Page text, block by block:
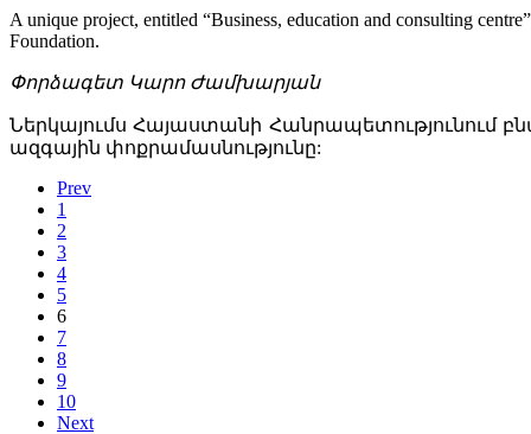
A unique project, entitled “Business, education and consulting
Foundation.
Փորձագետ Կարո Ժամխարյան
Ներկայումս Հայաստանի Հանրապետությունում
ազգային փոքրամասնությունը:
Prev
1
2
3
4
5
6
7
8
9
10
Next